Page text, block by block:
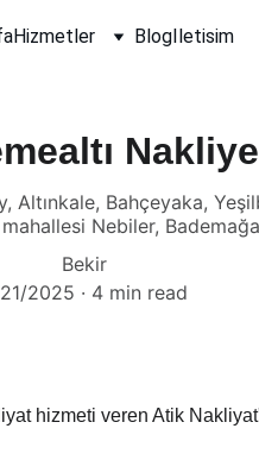
Hizmetler BlogIletisim
Nakliye
Bahçeyaka,
Nebiler,
Bekir
2025
4 min read